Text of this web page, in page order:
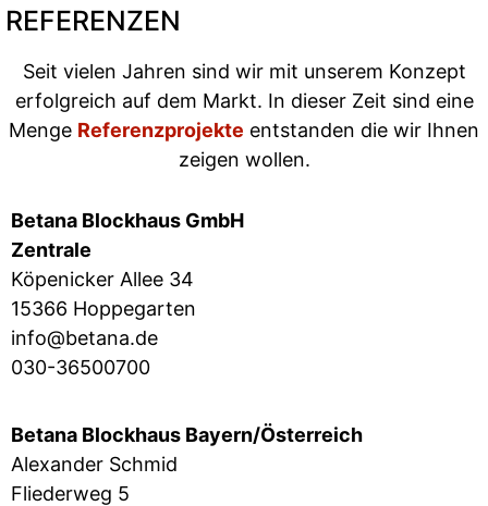
REFERENZEN
Seit vielen Jahren sind wir mit unserem Konzept
erfolgreich auf dem Markt. In dieser Zeit sind eine
Menge Referenzprojekte entstanden die wir Ihnen
zeigen wollen.
Betana Blockhaus GmbH
Zentrale
Köpenicker Allee 34
15366 Hoppegarten
info@betana.de
030-36500700
Betana Blockhaus Bayern/Österreich
Alexander Schmid
Fliederweg 5